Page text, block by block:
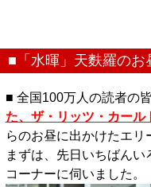
■「水暉」天麩羅のお
■ 全国100万人の読者の皆
た、ザ・リッツ・カール
らのお昼に出かけたエリ
まずは、先日いちばん
コーナーに伺いました。